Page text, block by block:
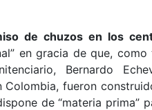
de chuzos en los
en gracia de que,
Bernardo
fueron
de “materia prima”